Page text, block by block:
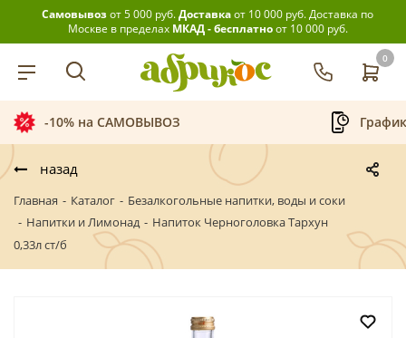
Самовывозот 5 000 руб.Доставкаот 10 000 руб.Доставка по
Москве в пределах МКАД - бесплатноот 10 000 руб.
0
-10% на САМОВЫВОЗ
назад
Главная - Каталог - Безалкогольные напитки, воды и соки
- Напитки и Лимонад - Напиток Черноголовка Тархун
0,33л ст/б